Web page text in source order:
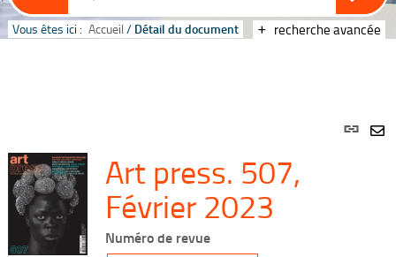
recherche avancée
Vous êtes ici : Accueil / Détail du document
Lien
Art press. 507,
Février 2023
Numéro de revue